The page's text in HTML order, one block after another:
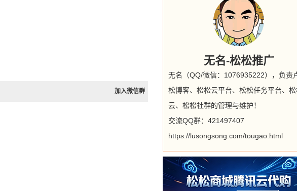
加入微信群
无名-松松推广
无名（QQ/微信：1076935222），负责
松博客、松松云平台、松松任务平台、
云、松松社群的管理与维护！
交流QQ群：421497407
https://lusongsong.com/tougao.html